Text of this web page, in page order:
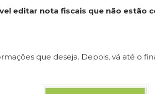
editar nota fiscais que não estão
que deseja. Depois, vá até o